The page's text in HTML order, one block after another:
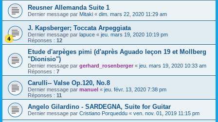
Reusner Allemanda Suite 1
Dernier message par Mitaki « dim. mars 22, 2020 11:29 am
J. Kapsberger; Toccata Arpeggiata
Dernier message par lapuce « jeu. mars 19, 2020 10:19 pm
Réponses : 12
Etude d'arpèges pimi (d'après Aguado leçon 19 et Mollberg
"Dionisio")
Dernier message par gerhard_rosenberger « jeu. mars 19, 2020 10:33 am
Réponses : 7
Carulli-- Valse Op.120, No.8
Dernier message par manuel « jeu. févr. 13, 2020 7:38 pm
Réponses : 11
Angelo Gilardino - SARDEGNA, Suite for Guitar
Dernier message par Cristiano Porqueddu « ven. nov. 01, 2019 11:15 pm